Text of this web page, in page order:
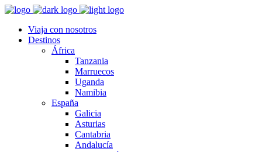
Viaja con nosotros
Destinos
África
Tanzania
Marruecos
Uganda
Namibia
España
Galicia
Asturias
Cantabria
Andalucía